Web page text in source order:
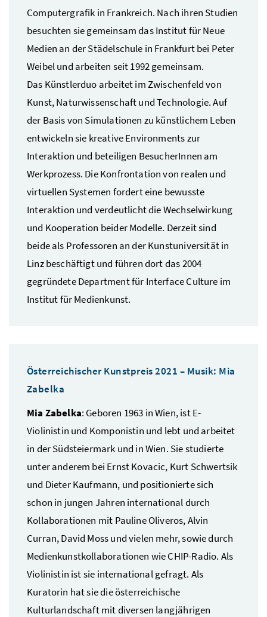
Computergrafik in Frankreich. Nach ihren Studien
besuchten sie gemeinsam das Institut für Neue
Medien an der Städelschule in Frankfurt bei Peter
Weibel und arbeiten seit 1992 gemeinsam.
Das Künstlerduo arbeitet im Zwischenfeld von
Kunst, Naturwissenschaft und Technologie. Auf
der Basis von Simulationen zu künstlichem Leben
entwickeln sie kreative Environments zur
Interaktion und beteiligen BesucherInnen am
Werkprozess. Die Konfrontation von realen und
virtuellen Systemen fordert eine bewusste
Interaktion und verdeutlicht die Wechselwirkung
und Kooperation beider Modelle. Derzeit sind
beide als Professoren an der Kunstuniversität in
Linz beschäftigt und führen dort das 2004
gegründete Department für Interface Culture im
Institut für Medienkunst.
Österreichischer Kunstpreis 2021 – Musik: Mia
Zabelka
Mia Zabelka: Geboren 1963 in Wien, ist E-
Violinistin und Komponistin und lebt und arbeitet
in der Südsteiermark und in Wien. Sie studierte
unter anderem bei Ernst Kovacic, Kurt Schwertsik
und Dieter Kaufmann, und positionierte sich
schon in jungen Jahren international durch
Kollaborationen mit Pauline Oliveros, Alvin
Curran, David Moss und vielen mehr, sowie durch
Medienkunstkollaborationen wie CHIP-Radio. Als
Violinistin ist sie international gefragt. Als
Kuratorin hat sie die österreichische
Kulturlandschaft mit diversen langjährigen